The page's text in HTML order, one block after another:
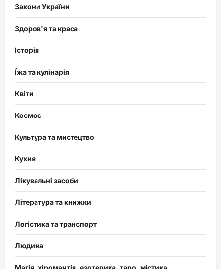
Закони України
Здоров'я та краса
Історія
Їжа та кулінарія
Квіти
Космос
Культура та мистецтво
Кухня
Лікувальні засоби
Література та книжки
Логістика та транспорт
Людина